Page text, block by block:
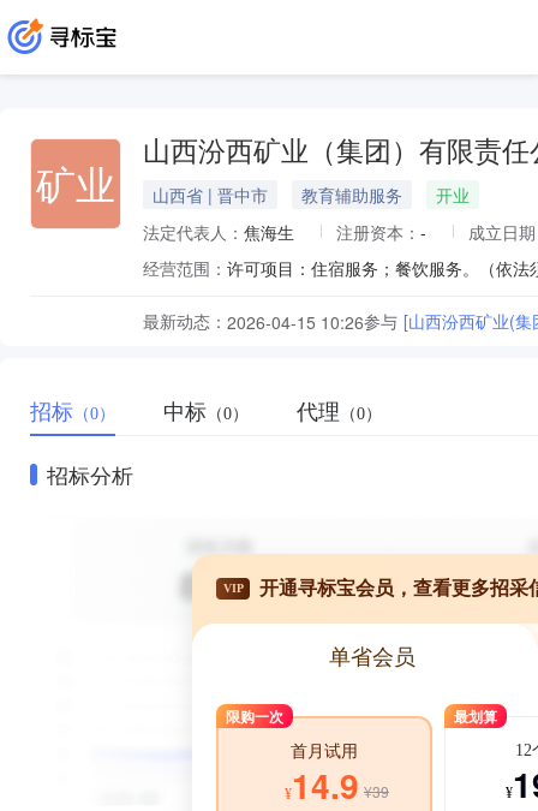
矿业
山西汾西矿业（集团）有限责
山西省 | 晋中市 教育辅助服务
开业
法定代表人： 焦海生 注册资本： -
成立日
经营范围：
最新动态： 2026-04-15 10:26参与 [山西汾西矿业(
招标 （0） 中标 （0） 代理 （0）
招标分析
VIP 开通寻标宝会员，查看更多招采
单省会员
限购一次
首月试用
¥14.9 ¥39
最划算
12
¥